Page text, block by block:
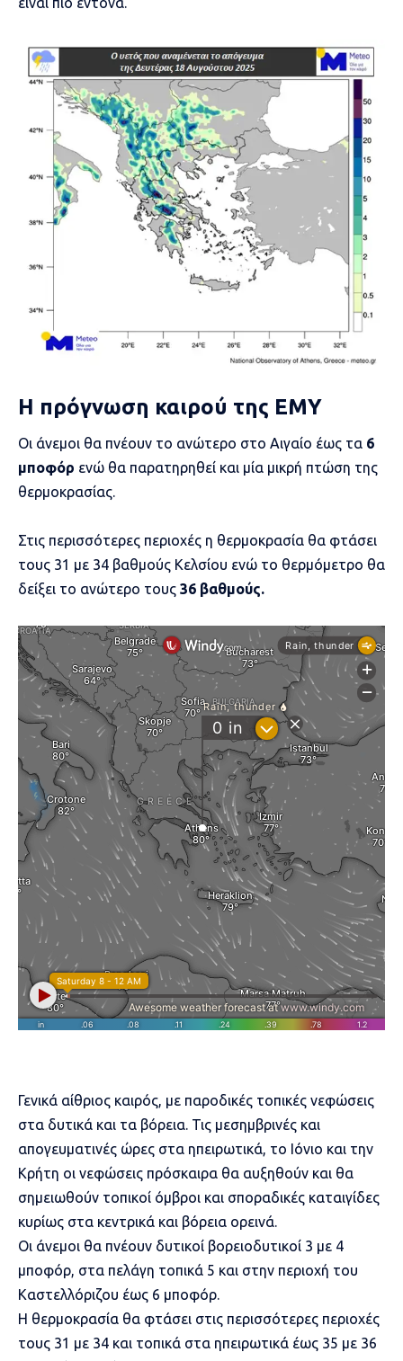
Η πρόγνωση καιρού της ΕΜΥ
Οι άνεμοι θα πνέουν το ανώτερο στο Αιγαίο έως τα 6
μποφόρ ενώ θα παρατηρηθεί και μία μικρή πτώση της
θερμοκρασίας.
Στις περισσότερες περιοχές η θερμοκρασία θα φτάσει
τους 31 με 34 βαθμούς Κελσίου ενώ το θερμόμετρο θα
δείξει το ανώτερο τους 36 βαθμούς.
Γενικά αίθριος καιρός, με παροδικές τοπικές νεφώσεις
στα δυτικά και τα βόρεια. Τις μεσημβρινές και
απογευματινές ώρες στα ηπειρωτικά, το Ιόνιο και την
Κρήτη οι νεφώσεις πρόσκαιρα θα αυξηθούν και θα
σημειωθούν τοπικοί όμβροι και σποραδικές καταιγίδες
κυρίως στα κεντρικά και βόρεια ορεινά.
Οι άνεμοι θα πνέουν δυτικοί βορειοδυτικοί 3 με 4
μποφόρ, στα πελάγη τοπικά 5 και στην περιοχή του
Καστελλόριζου έως 6 μποφόρ.
Η θερμοκρασία θα φτάσει στις περισσότερες περιοχές
τους 31 με 34 και τοπικά στα ηπειρωτικά έως 35 με 36